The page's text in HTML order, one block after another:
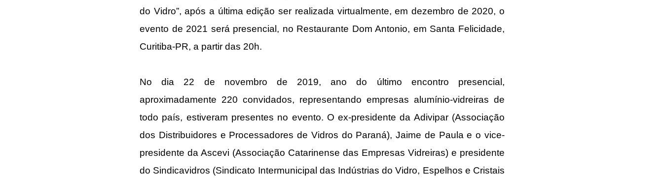
do Vidro”, após a última edição ser realizada virtualmente, em dezembro de 2020, o
evento de 2021 será presencial, no Restaurante Dom Antonio, em Santa Felicidade,
Curitiba-PR, a partir das 20h.
No dia 22 de novembro de 2019, ano do último encontro presencial,
aproximadamente 220 convidados, representando empresas alumínio-vidreiras de
todo país, estiveram presentes no evento. O ex-presidente da Adivipar (Associação
dos Distribuidores e Processadores de Vidros do Paraná), Jaime de Paula e o vice-
presidente da Ascevi (Associação Catarinense das Empresas Vidreiras) e presidente
do Sindicavidros (Sindicato Intermunicipal das Indústrias do Vidro, Espelhos e Cristais